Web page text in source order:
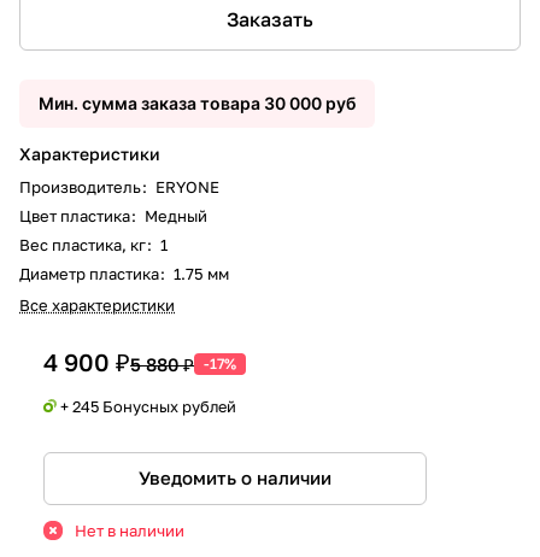
Заказать
Мин. сумма заказа товара 30 000 руб
Характеристики
Производитель: ERYONE
Цвет пластика: Медный
Вес пластика, кг: 1
Диаметр пластика: 1.75 мм
Все характеристики
4 900 ₽5 880 ₽ -17%
+ 245 Бонусных рублей
Уведомить о наличии
Нет в наличии